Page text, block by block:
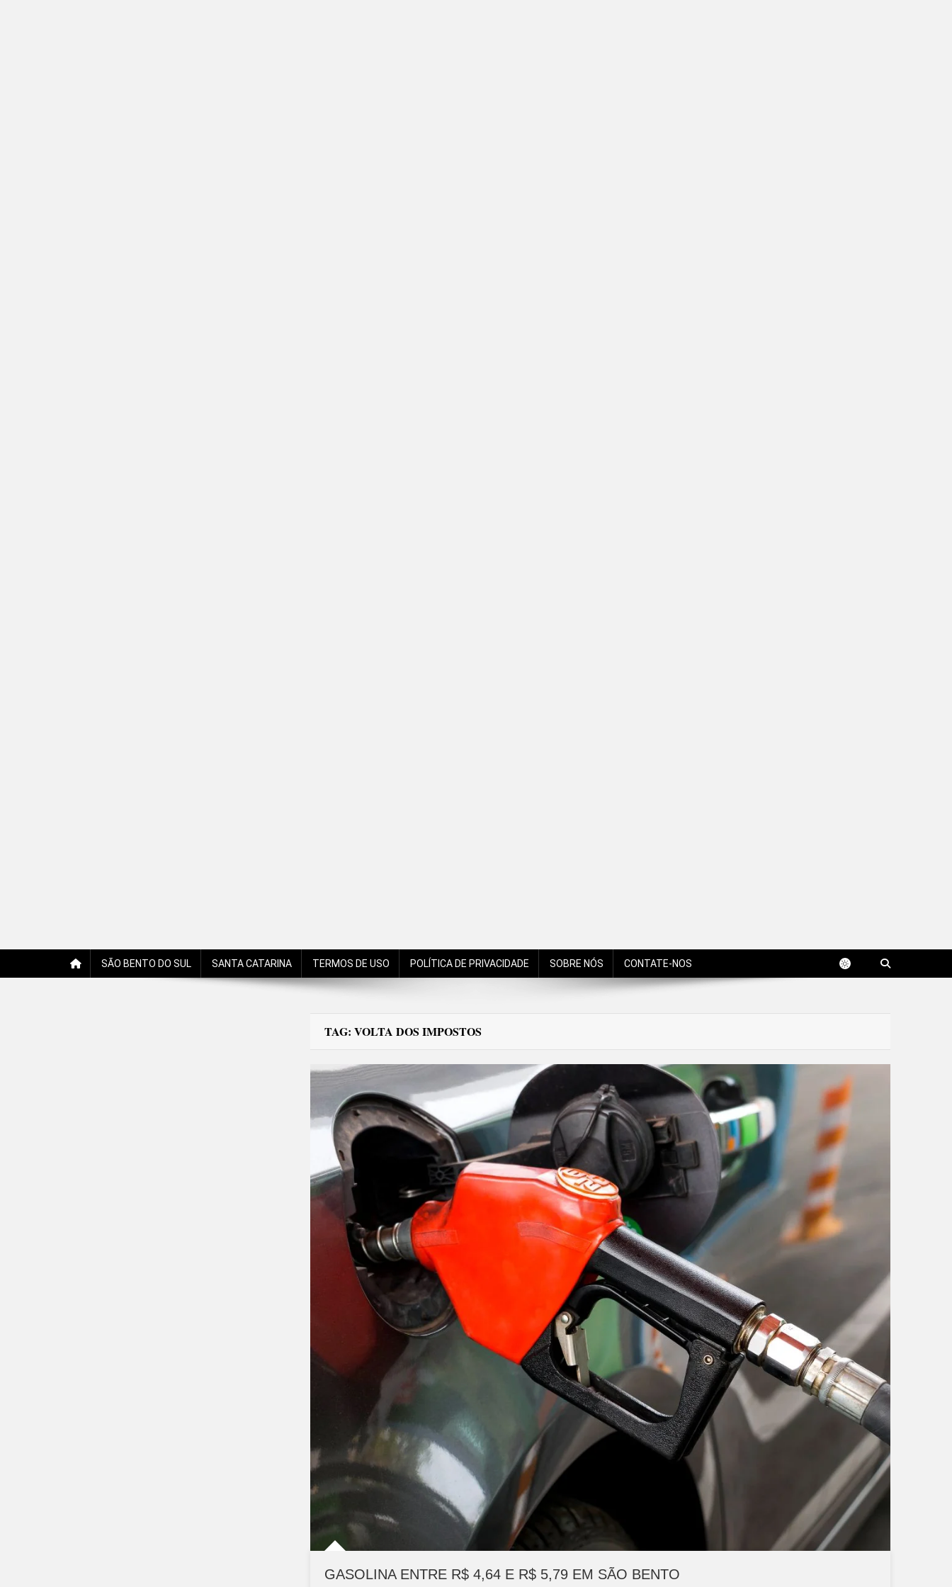
SÃO BENTO DO SUL SANTA CATARINA TERMOS DE USO POLÍTICA DE PRIVACIDADE SOBRE NÓS CONTATE-NOS
TAG: VOLTA DOS IMPOSTOS
GASOLINA ENTRE R$ 4,64 E R$ 5,79 EM SÃO BENTO